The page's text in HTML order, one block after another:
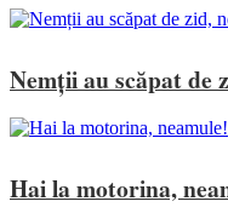
Nemții au scăpat de
Hai la motorina,